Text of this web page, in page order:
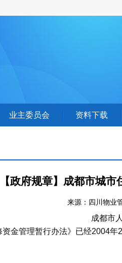
业主委员会 资料下载
【政府规章】成都市城
来源：四川物业
成都市
资金管理暂行办法》已经2004